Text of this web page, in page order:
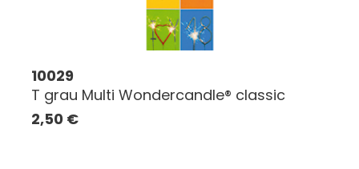
10029
T grau Multi Wondercandle® classic
2,50 €